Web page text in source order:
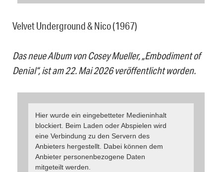
Velvet Underground & Nico (1967)
Das neue Album von Cosey Mueller, „Embodiment of
Denial“, ist am 22. Mai 2026 veröffentlicht worden.
Hier wurde ein eingebetteter Medieninhalt
blockiert. Beim Laden oder Abspielen wird
eine Verbindung zu den Servern des
Anbieters hergestellt. Dabei können dem
Anbieter personenbezogene Daten
mitgeteilt werden.